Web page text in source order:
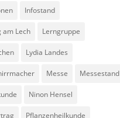
Infostand
am Lech Lerngruppe
Lydia Landes
Messe Messestand
Ninon Hensel
Pflanzenheilkunde